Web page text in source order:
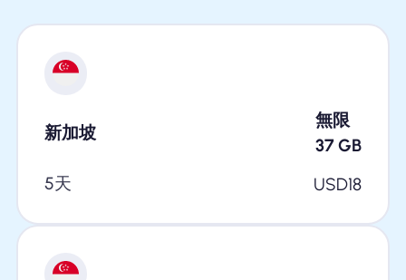
新加坡
無限
37 GB
5天
USD18